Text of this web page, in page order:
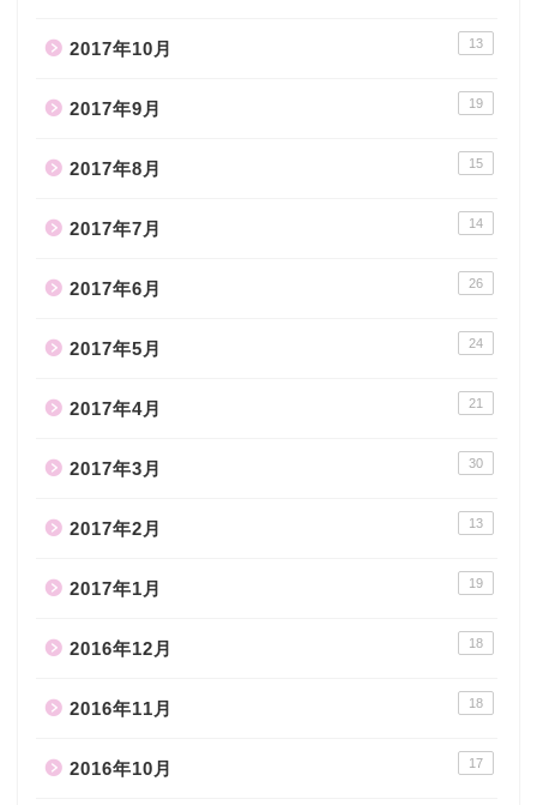
2017年10月 13
2017年9月 19
2017年8月 15
2017年7月 14
2017年6月 26
2017年5月 24
2017年4月 21
2017年3月 30
2017年2月 13
2017年1月 19
2016年12月 18
2016年11月 18
2016年10月 17